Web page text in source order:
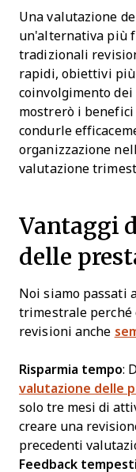
Una valutazione
un'alternativa più
tradizionali
rapidi, obiettivi
coinvolgimento
mostrerò i
condurle
organizzazione
valutazione
Vantaggi
delle
Noi siamo passati
trimestrale
revisioni anche
Risparmia tempo:
valutazione delle
solo tre mesi di
creare una
precedenti
Feedback